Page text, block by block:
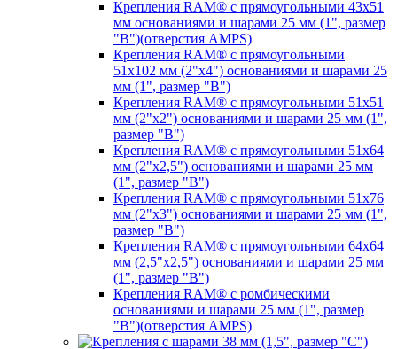
Крепления RAM® с прямоугольными 43x51
мм основаниями и шарами 25 мм (1", размер
"B")(отверстия AMPS)
Крепления RAM® с прямоугольными
51х102 мм (2"х4") основаниями и шарами 25
мм (1", размер "B")
Крепления RAM® с прямоугольными 51х51
мм (2"х2") основаниями и шарами 25 мм (1",
размер "B")
Крепления RAM® с прямоугольными 51х64
мм (2"х2,5") основаниями и шарами 25 мм
(1", размер "B")
Крепления RAM® с прямоугольными 51х76
мм (2"х3") основаниями и шарами 25 мм (1",
размер "B")
Крепления RAM® с прямоугольными 64х64
мм (2,5"х2,5") основаниями и шарами 25 мм
(1", размер "B")
Крепления RAM® с ромбическими
основаниями и шарами 25 мм (1", размер
"B")(отверстия AMPS)